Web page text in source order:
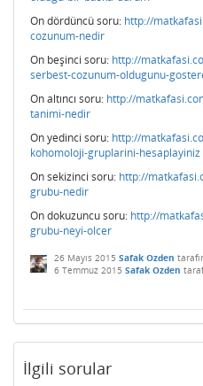
On dördüncü soru: http://
cozunum-nedir
On beşinci soru: http://
serbest-cozunum-oldugunu-
On altıncı soru: http://
tanimi-nedir
On yedinci soru: http://
kohomoloji-gruplarini-hesaplayiniz
On sekizinci soru: http://
grubu-nedir
On dokuzuncu soru: http://
grubu-neyi-olcer
26 Mayıs 2015 Safak Ozden
6 Temmuz 2015 Safak Ozden
İlgili sorular